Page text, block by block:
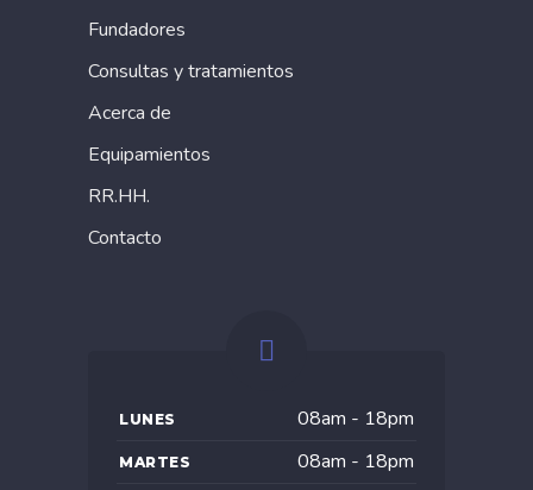
Fundadores
Consultas y tratamientos
Acerca de
Equipamientos
RR.HH.
Contacto
LUNES 08am - 18pm
MARTES 08am - 18pm